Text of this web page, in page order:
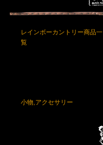
レインボーカントリー商品一
覧
小物,アクセサリー